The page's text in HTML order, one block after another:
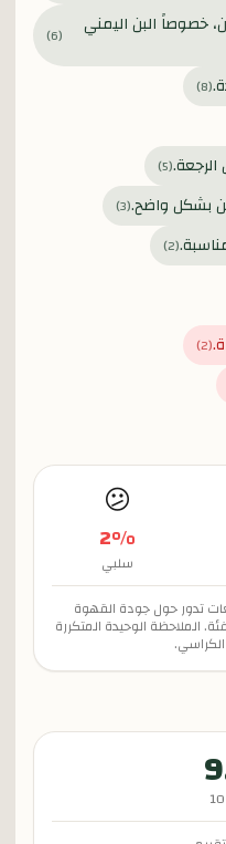
خصوصاً البن اليمني (
6
)
(
8
)
(
5
)
بشكل واضح.(
3
)
(
2
)
(
2
)
😕
2%
سلبي
تدور حول جودة القهوة
الملاحظة الوحيدة المتكررة